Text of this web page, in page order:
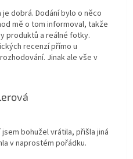
dobrá. Dodání bylo o něco
mě o tom informoval, takže
produktů a reálné fotky.
recenzí přímo u
Jinak ale vše v
je 5 z 5 hvězdiček.
bohužel vrátila, přišla jiná
v naprostém pořádku.